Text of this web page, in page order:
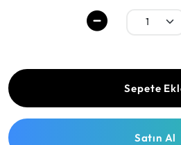
Sepete
Satın Al